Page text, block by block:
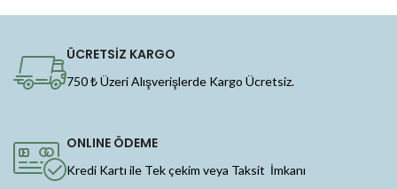
ÜCRETSİZ KARGO
750 ₺ Üzeri Alışverişlerde Kargo Ücretsiz.
ONLINE ÖDEME
Kredi Kartı ile Tek çekim veya Taksit İmkanı